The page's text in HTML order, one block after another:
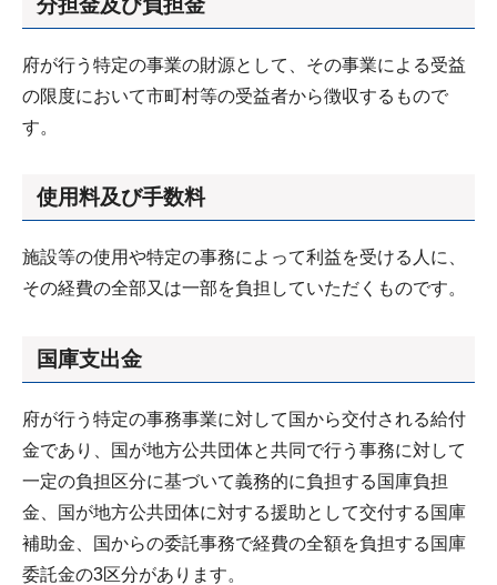
府が行う特定の事業の財源として、その事業による受益
の限度において市町村等の受益者から徴収するもので
す。
使用料及び手数料
施設等の使用や特定の事務によって利益を受ける人に、
その経費の全部又は一部を負担していただくものです。
国庫支出金
府が行う特定の事務事業に対して国から交付される給付
金であり、国が地方公共団体と共同で行う事務に対して
一定の負担区分に基づいて義務的に負担する国庫負担
金、国が地方公共団体に対する援助として交付する国庫
補助金、国からの委託事務で経費の全額を負担する国庫
委託金の3区分があります。